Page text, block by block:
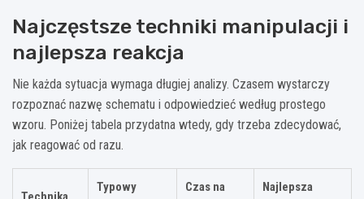
Najczęstsze techniki manipulacji i
najlepsza reakcja
Nie każda sytuacja wymaga długiej analizy. Czasem wystarczy
rozpoznać nazwę schematu i odpowiedzieć według prostego
wzoru. Poniżej tabela przydatna wtedy, gdy trzeba zdecydować,
jak reagować od razu.
Typowy
Czas na
Najlepsza